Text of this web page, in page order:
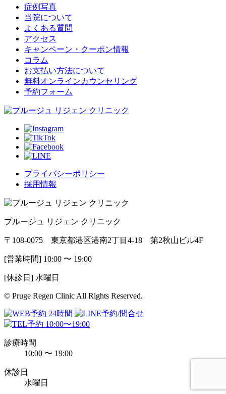
症例写真
当院について
よくある質問
アクセス
キャンペーン・クーポン情報
コラム
お支払い方法について
無料オンラインカウンセリング
予約フォーム
プライバシーポリシー
採用情報
プルージュ リジェン クリニック
〒108-0075 東京都港区港南2丁目4-18 第2秋山ビル4F
[営業時間] 10:00 〜 19:00
[休診日] 水曜日
© Pruge Regen Clinic All Rights Reserved.
診療時間
10:00 〜 19:00
休診日
水曜日